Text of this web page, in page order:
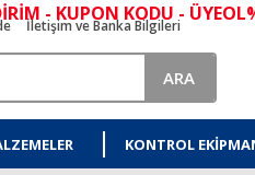
İletişim ve Banka Bilgileri
ARA
KONTROL
- KUPON KODU -